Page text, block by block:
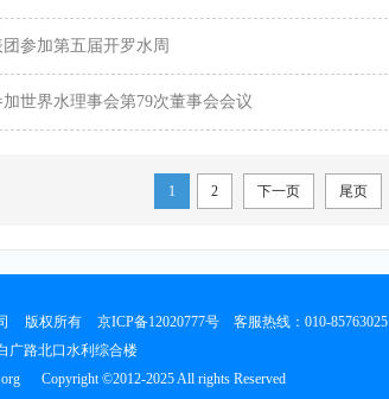
参加第五届开罗水周
世界水理事会第79次董事会会议
1 2 下一页 尾页
版权所有 京ICP备12020777号 客服热线：010-85763025
白广路北口水利综合楼
Copyright ©2012-2025 All rights Reserved